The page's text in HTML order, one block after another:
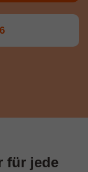
für jede